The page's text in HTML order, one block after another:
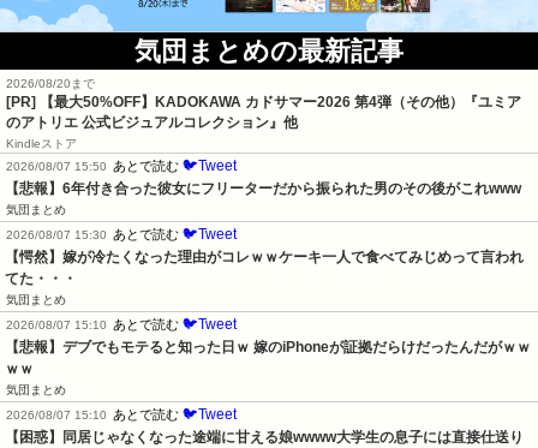
気団まとめの最新記事
2026/08/20まで
[PR]
【最大50%OFF】KADOKAWA カドサマー2026 第4弾（その他）『ユミア
のアトリエ 公式ビジュアルコレクション』他
Kindleストア
2026/08/07 15:50
あとで読む 🐦Tweet
【悲報】6年付き合った彼女にフリーターだから振られた男のその後がこれwww
気団まとめ
2026/08/07 15:30
あとで読む 🐦Tweet
【愕然】嫁が冷たくなった理由がコレｗｗケーキ一人で食べてみじめって言われ
てた・・・
気団まとめ
2026/08/07 15:10
あとで読む 🐦Tweet
【悲報】デブでもモテると知った日ｗ 嫁のiPhoneが証拠だらけだったんだがｗｗ
ｗｗ
気団まとめ
2026/08/07 15:10
あとで読む 🐦Tweet
【困惑】同居じゃなくなった途端に甘える娘wwww大学生の息子には直接仕送り